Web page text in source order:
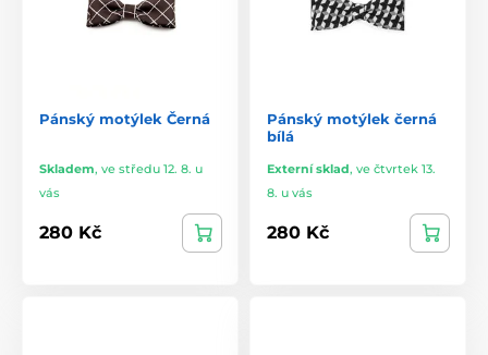
Pánský motýlek Černá
Skladem, ve středu 12. 8. u
vás
280 Kč
Pánský motýlek černá
bílá
Externí sklad, ve čtvrtek 13.
8. u vás
280 Kč